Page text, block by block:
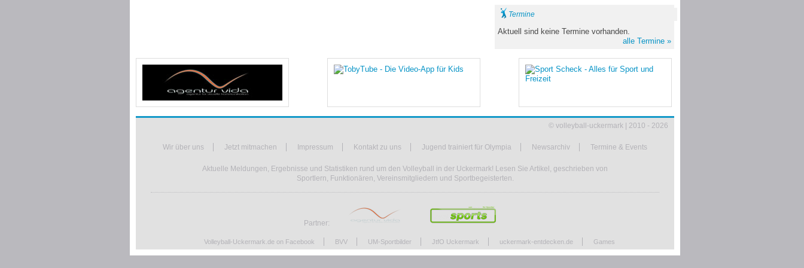
Termine
Aktuell sind keine Termine vorhanden.
alle Termine »
© volleyball-uckermark | 2010 - 2026
Wir über uns Jetzt mitmachen Impressum Kontakt zu uns Jugend trainiert für Olympia Newsarchiv Termine & Events
Aktuelle Meldungen, Ergebnisse und Statistiken rund um den Volleyball in der Uckermark! Lesen Sie Artikel, geschrieben von
Sportlern, Funktionären, Vereinsmitgliedern und Sportbegeisterten.
Partner:
Volleyball-Uckermark.de on Facebook BVV UM-Sportbilder JtfO Uckermark uckermark-entdecken.de Games